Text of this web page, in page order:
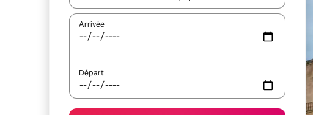
Arrivée
Départ